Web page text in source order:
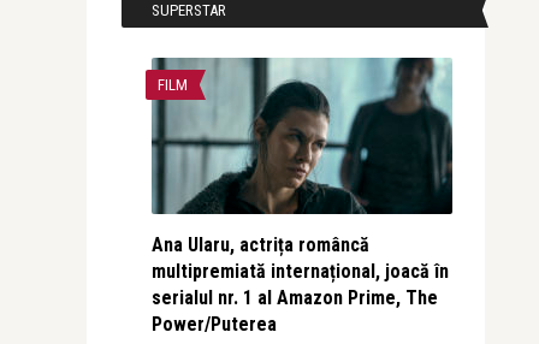
SUPERSTAR
FILM
Ana Ularu, actrița româncă
multipremiată internațional, joacă în
serialul nr. 1 al Amazon Prime, The
Power/Puterea